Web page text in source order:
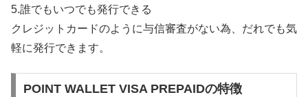
5.誰でもいつでも発行できる
クレジットカードのように与信審査がない為、だれでも気
軽に発行できます。
POINT WALLET VISA PREPAIDの特徴